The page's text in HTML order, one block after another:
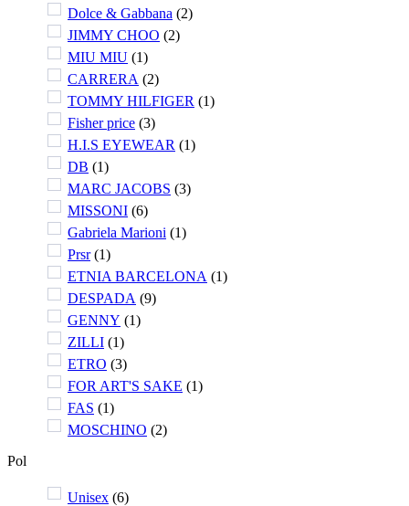
Dolce & Gabbana (2)
JIMMY CHOO (2)
MIU MIU (1)
CARRERA (2)
TOMMY HILFIGER (1)
Fisher price (3)
H.I.S EYEWEAR (1)
DB (1)
MARC JACOBS (3)
MISSONI (6)
Gabriela Marioni (1)
Prsr (1)
ETNIA BARCELONA (1)
DESPADA (9)
GENNY (1)
ZILLI (1)
ETRO (3)
FOR ART'S SAKE (1)
FAS (1)
MOSCHINO (2)
Pol
Unisex (6)